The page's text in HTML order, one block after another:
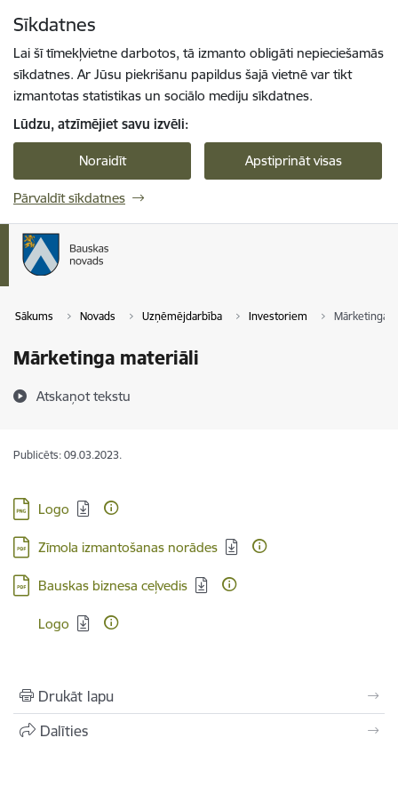
Sīkdatnes
Lai šī tīmekļvietne darbotos, tā izmanto obligāti nepieciešamās
sīkdatnes. Ar Jūsu piekrišanu papildus šajā vietnē var tikt
izmantotas statistikas un sociālo mediju sīkdatnes.
Lūdzu, atzīmējiet savu izvēli:
Noraidīt Apstiprināt visas
Pārvaldīt sīkdatnes
Sākums Novads Uzņēmējdarbība Investoriem Mārketinga
Mārketinga materiāli
Atskaņot tekstu
Publicēts: 09.03.2023.
Lejupielādēt:
Logo
Lejupielādēt:
Zīmola izmantošanas norādes
Lejupielādēt:
Bauskas biznesa ceļvedis
Lejupielādēt:
Logo
Drukāt lapu
Dalīties